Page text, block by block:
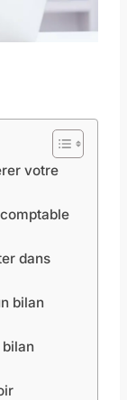
votre
dans
bilan